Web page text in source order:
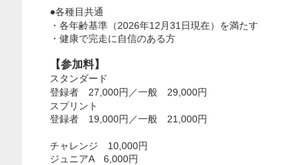
●各種目共通
・各年齢基準（2026年12月31日現在）を満たす
・健康で完走に自信のある方
【参加料】
スタンダード
登録者 27,000円／一般 29,000円
スプリント
登録者 19,000円／一般 21,000円
チャレンジ 10,000円
ジュニアA 6,000円